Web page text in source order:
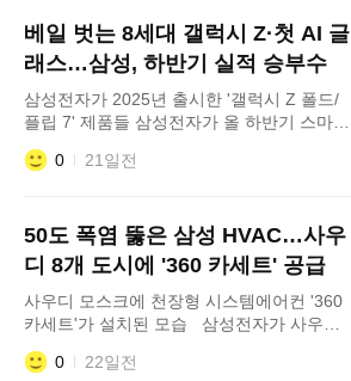
물관의 주요 예술 작품 34점을 새롭게 선보
인다. 이번 업데이트를 통해 기존 17점이었
던 루
베일 벗는 8세대 갤럭시 Z·첫 AI 글
래스…삼성, 하반기 실적 승부수
삼성전자가 2025년 출시한 '갤럭시 Z 폴드/
플립 7' 제품들 삼성전자가 올 하반기 스마트
폰 및 웨어러블 시장의 판도를 뒤흔들 신제
품 라인업을 전격 공개한다. 차세대 폼팩터
'원 삼성'의 기술 경연장이 될 전망이다. 19
일 업계에 따르면 삼성전자는 오는 22일(현
지시간) 영국 런던에
0 21일전
50도 폭염 뚫은 삼성 HVAC…사우
디 8개 도시에 '360 카세트' 공급
사우디 모스크에 천장형 시스템에어컨 '360
카세트'가 설치된 모습 삼성전자가 사우디
아라비아 주요 도시의 이슬람 사원에 대규모
냉난방공조(HVAC) 솔루션을 공급한다고 19
0 22일전